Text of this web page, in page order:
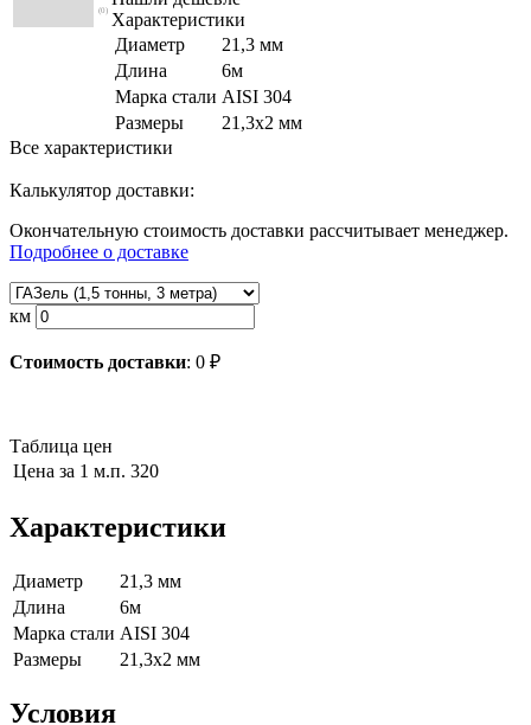
(0) Характеристики
Диаметр
21,3 мм
Длина
6м
Марка стали AISI 304
Размеры
21,3х2 мм
Все характеристики
Калькулятор доставки:
Окончательную стоимость доставки рассчитывает менеджер.
Подробнее о доставке
км
Стоимость доставки: 0 ₽
Таблица цен
Цена за 1 м.п. 320
Характеристики
Диаметр
21,3 мм
Длина
6м
Марка стали AISI 304
Размеры
21,3х2 мм
Условия